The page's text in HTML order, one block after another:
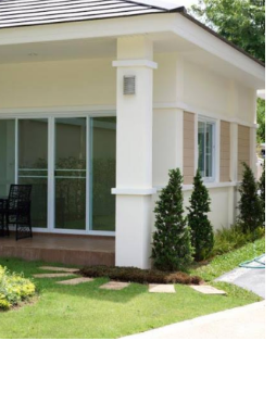
mà Bình An Lê đã chia
trang bị thêm cho mình
về căn hộ sắp và đang
kế hoạch khi lựa chọn tổ
bạn muốn được tư vấn
biệt thự, nhà tiền chế,...
liên hệ với Bình An Lê để